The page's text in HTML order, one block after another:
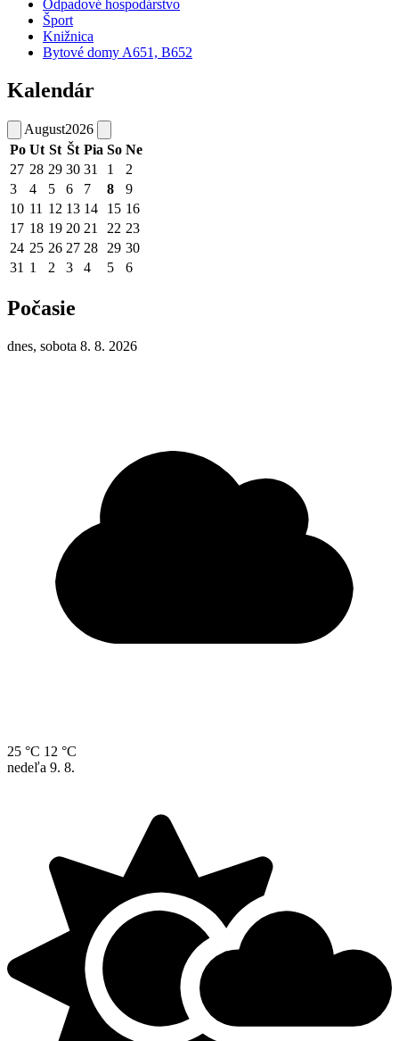
Odpadové hospodárstvo
Šport
Knižnica
Bytové domy A651, B652
Kalendár
August2026
Po Ut St Št Pia So Ne
27 28 29 30 31 1
2
3
4 5 6 7 8
9
10 11 12 13 14 15 16
17 18 19 20 21 22 23
24 25 26 27 28 29 30
31 1 2 3 4 5 6
Počasie
dnes, sobota 8. 8. 2026
25 °C 12 °C
nedeľa 9. 8.